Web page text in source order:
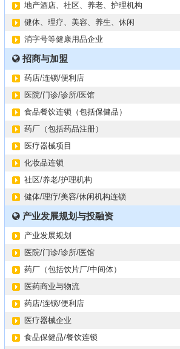
资金解困 —财团直投
西南地区某煤炭公司寻求合作
2024第34届（广东）国际大健康产业博览会
某器械公司项目技术转让
#冠心病养生素口服液项目招商或寻求技术转让
大健康交易中心平台招商
膝关节修复药物融资计划
地产酒店、社区、养老、护理机构
健体、理疗、美容、养生、休闲
消字号等健康用品企业
招商与加盟
药店/连锁/便利店
医院/门诊/诊所/医馆
食品餐饮连锁（包括保健品）
药厂（包括药品注册）
医疗器械项目
化妆品连锁
社区/养老/护理机构
健体/理疗/美容/休闲机构连锁
产业发展规划与投融资
产业发展规划
医院/门诊/诊所/医馆
药厂（包括饮片厂/中间体）
医药商业与物流
药店/连锁/便利店
医疗器械企业
食品保健品/餐饮连锁